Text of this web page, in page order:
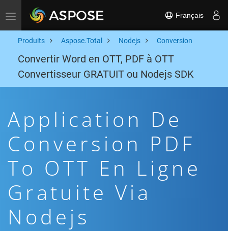
Toggle navigation Français
Produits Aspose.Total Nodejs Conversion
Convertir Word en OTT, PDF à OTT
Convertisseur GRATUIT ou Nodejs SDK
Application De
Conversion PDF
To OTT En Ligne
Gratuite Via
Nodejs